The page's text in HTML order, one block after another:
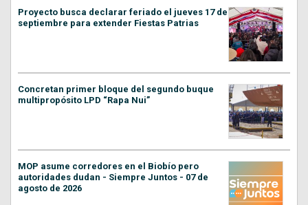
Proyecto busca declarar feriado el jueves 17 de
septiembre para extender Fiestas Patrias
Concretan primer bloque del segundo buque
multipropósito LPD “Rapa Nui”
MOP asume corredores en el Biobío pero
autoridades dudan - Siempre Juntos - 07 de
agosto de 2026